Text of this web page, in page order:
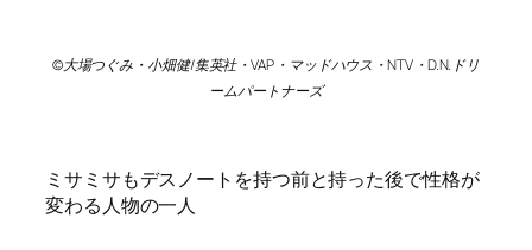
©大場つぐみ・小畑健/集英社・VAP・マッドハウス・NTV・D.N.ドリ
ームパートナーズ
ミサミサもデスノートを持つ前と持った後で性格が
変わる人物の一人